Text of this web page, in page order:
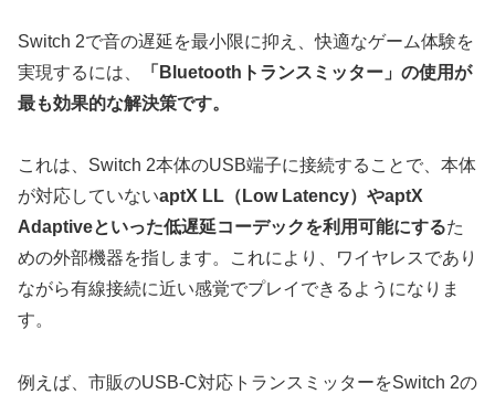
Switch 2で音の遅延を最小限に抑え、快適なゲーム体験を
実現するには、
「Bluetoothトランスミッター」の使用が
最も効果的な解決策です。
これは、Switch 2本体のUSB端子に接続することで、本体
が対応していないaptX LL（Low Latency）やaptX
Adaptiveといった低遅延コーデックを利用可能にするた
めの外部機器を指します。これにより、ワイヤレスであり
ながら有線接続に近い感覚でプレイできるようになりま
す。
例えば、市販のUSB-C対応トランスミッターをSwitch 2の